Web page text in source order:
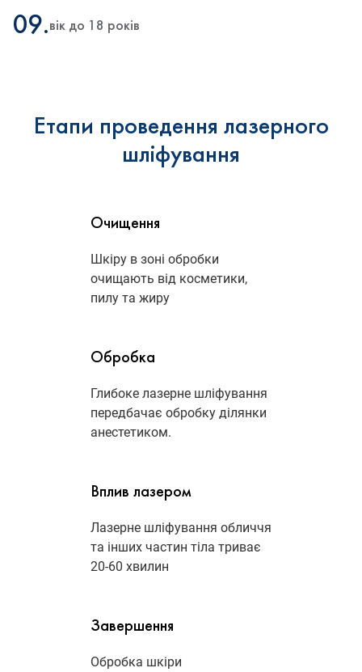
09.вік до 18 років
Етапи проведення лазерного
шліфування
Очищення
Шкіру в зоні обробки
очищають від косметики,
пилу та жиру
Обробка
Глибоке лазерне шліфування
передбачає обробку ділянки
анестетиком.
Вплив лазером
Лазерне шліфування обличчя
та інших частин тіла триває
20-60 хвилин
Завершення
Обробка шкіри